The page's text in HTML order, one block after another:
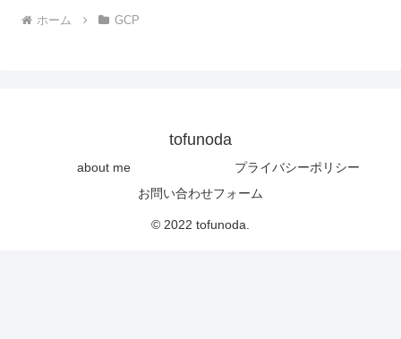
ホーム GCP
tofunoda
about me
プライバシーポリシー
お問い合わせフォーム
© 2022 tofunoda.